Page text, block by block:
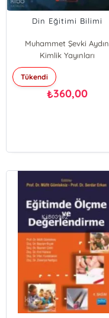
Din Eğitimi Bilimi
Muhammet Şevki Aydın
Kimlik Yayınları
Tükendi
₺360,00